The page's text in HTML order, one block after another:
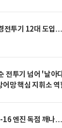
전투기 12대 도입
전투기 넘어 '날아
망 핵심 지휘소 역
16 엔진 독점 깨나